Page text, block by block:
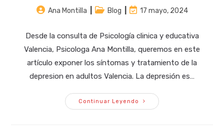
AutorAna Montilla
Categoría
Blog
Última
de
entrada:
17 mayo, 2024
Desde la consulta de Psicología clinica y educativa
Valencia, Psicologa Ana Montilla, queremos en este
artículo exponer los síntomas y tratamiento de la
depresion en adultos Valencia. La depresión es…
Continuar Leyendo
Tratamiento
De